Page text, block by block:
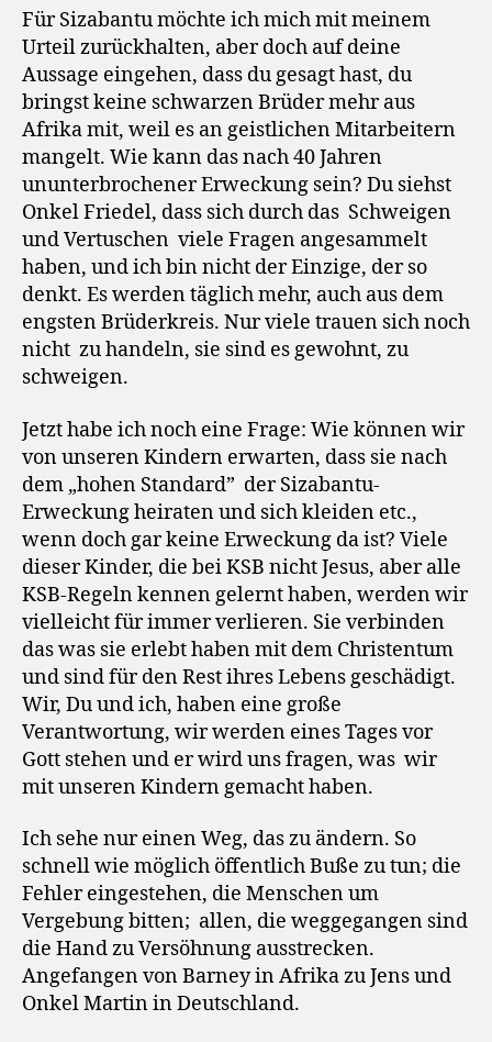
Für Sizabantu möchte ich mich mit meinem
Urteil zurückhalten, aber doch auf deine
Aussage eingehen, dass du gesagt hast, du
bringst keine schwarzen Brüder mehr aus
Afrika mit, weil es an geistlichen Mitarbeitern
mangelt. Wie kann das nach 40 Jahren
ununterbrochener Erweckung sein? Du siehst
Onkel Friedel, dass sich durch das Schweigen
und Vertuschen viele Fragen angesammelt
haben, und ich bin nicht der Einzige, der so
denkt. Es werden täglich mehr, auch aus dem
engsten Brüderkreis. Nur viele trauen sich noch
nicht zu handeln, sie sind es gewohnt, zu
schweigen.
Jetzt habe ich noch eine Frage: Wie können wir
von unseren Kindern erwarten, dass sie nach
dem „hohen Standard” der Sizabantu-
Erweckung heiraten und sich kleiden etc.,
wenn doch gar keine Erweckung da ist? Viele
dieser Kinder, die bei KSB nicht Jesus, aber alle
KSB-Regeln kennen gelernt haben, werden wir
vielleicht für immer verlieren. Sie verbinden
das was sie erlebt haben mit dem Christentum
und sind für den Rest ihres Lebens geschädigt.
Wir, Du und ich, haben eine große
Verantwortung, wir werden eines Tages vor
Gott stehen und er wird uns fragen, was wir
mit unseren Kindern gemacht haben.
Ich sehe nur einen Weg, das zu ändern. So
schnell wie möglich öffentlich Buße zu tun; die
Fehler eingestehen, die Menschen um
Vergebung bitten; allen, die weggegangen sind
die Hand zu Versöhnung ausstrecken.
Angefangen von Barney in Afrika zu Jens und
Onkel Martin in Deutschland.